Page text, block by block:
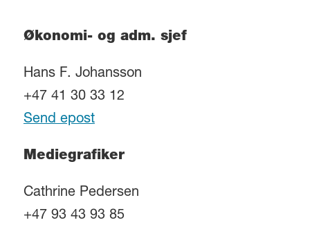
Økonomi- og adm. sjef
Hans F. Johansson
+47 41 30 33 12
Send epost
Mediegrafiker
Cathrine Pedersen
+47 93 43 93 85